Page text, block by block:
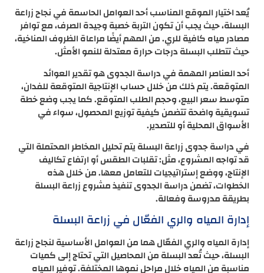
يُعد اختيار الموقع المناسب أحد العوامل الحاسمة في نجاح زراعة
البسلة، حيث يجب أن تكون التربة خصبة وجيدة الصرف، مع توافر
مصادر مياه كافية للري. من المهم أيضًا مراعاة الظروف المناخية،
حيث تتطلب البسلة درجات حرارة معتدلة للنمو الأمثل.
أحد العناصر المهمة في دراسة الجدوى هو تقدير العوائد
المتوقعة. يتم ذلك من خلال حساب الإنتاجية المتوقعة للفدان،
متوسط سعر البيع، وحجم الطلب المتوقع. كما يجب وضع خطة
تسويقية واضحة تتضمن كيفية توزيع المحصول، سواء في
الأسواق المحلية أو للتصدير.
في دراسة جدوى زراعة البسلة يتم تحليل المخاطر المحتملة التي
قد تواجه المشروع، مثل: تقلبات الطقس أو ارتفاع تكاليف
الإنتاج، ووضع إستراتيجيات للتعامل معها. من خلال هذه
الخطوات، تضمن دراسة الجدوى تنفيذ مشروع زراعة البسلة
بطريقة مدروسة وفعالة.
إدارة المياه والري الفعّال في زراعة البسلة
إدارة المياه والري الفعّال هما من العوامل الأساسية لنجاح زراعة
البسلة، حيث تُعد البسلة من المحاصيل التي تحتاج إلى كميات
مناسبة من المياه خلال مراحل نموها المختلفة. توفير المياه